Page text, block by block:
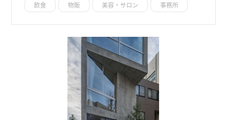
飲食 物販 美容・サロン 事務所